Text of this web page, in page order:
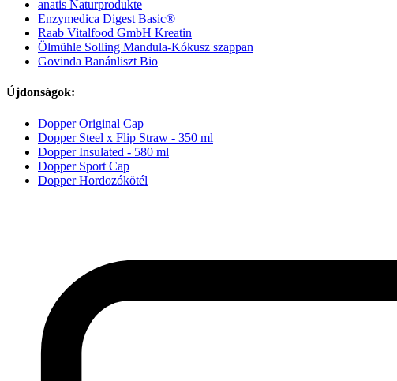
anatis Naturprodukte
Enzymedica Digest Basic®
Raab Vitalfood GmbH Kreatin
Ölmühle Solling Mandula-Kókusz szappan
Govinda Banánliszt Bio
Újdonságok:
Dopper Original Cap
Dopper Steel x Flip Straw - 350 ml
Dopper Insulated - 580 ml
Dopper Sport Cap
Dopper Hordozókötél